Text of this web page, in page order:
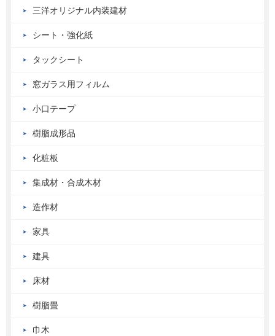
三洋オリジナル内装建材
シート・強化紙
タックシート
窓ガラス用フィルム
小口テープ
樹脂成形品
化粧板
集成材・合成木材
造作材
家具
建具
床材
樹脂畳
巾木